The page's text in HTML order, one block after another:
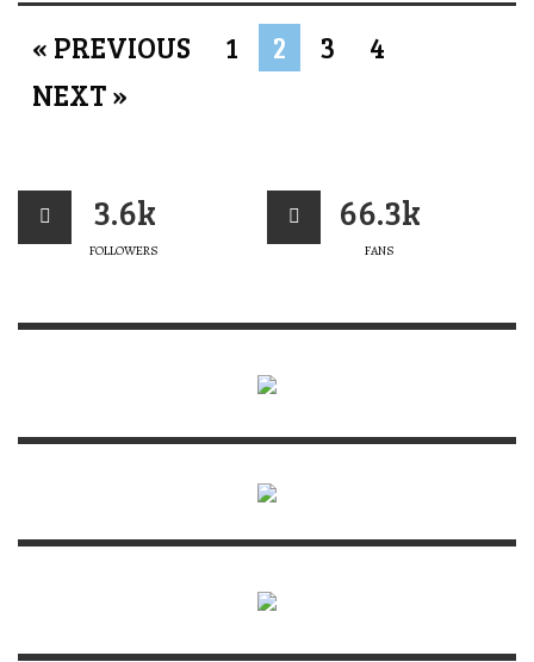
« PREVIOUS 1 2 3
4
NEXT »
3.6k
FOLLOWERS
66.3k
FANS